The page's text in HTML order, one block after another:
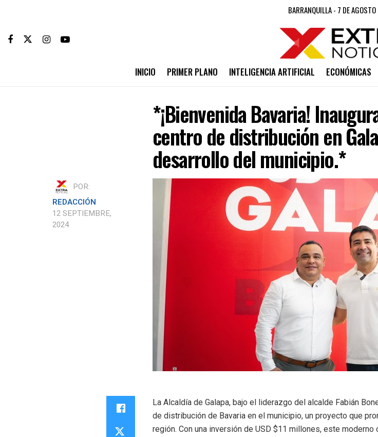
BARRANQUILLA - 7 DE
INICIO PRIMER PLANO INTELIGENCIA ARTIFICIAL ECONÓMICAS
*¡Bienvenida Bavaria!
centro de distribución en
desarrollo del municipio.*
POR:
REDACCIÓN
12 SEPTIEMBRE,
2024
La Alcaldía de Galapa, bajo el liderazgo del alcalde Fabián
de distribución de Bavaria en el municipio, un proyecto que
región. Con una inversión de USD $11 millones, este